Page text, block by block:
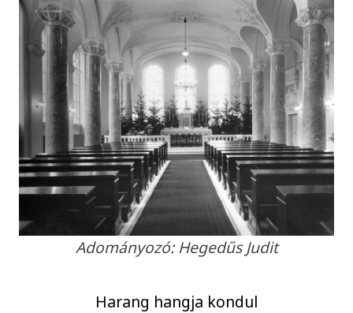
Adományozó: Hegedűs Judit
Harang hangja kondul